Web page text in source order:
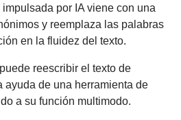
por IA viene con una
y reemplaza las palabras
en la fluidez del texto.
reescribir el texto de
ayuda de una herramienta de
a su función multimodo.